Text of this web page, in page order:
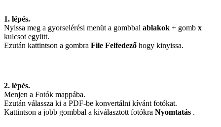
1. lépés.
Nyissa meg a gyorselérési menüt a gombbal ablakok + gomb x
kulcsot együtt.
Ezután kattintson a gombra File Felfedező hogy kinyissa.
2. lépés.
Menjen a Fotók mappába.
Ezután válassza ki a PDF-be konvertálni kívánt fotókat.
Kattintson a jobb gombbal a kiválasztott fotókra Nyomtatás .